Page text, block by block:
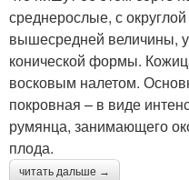
среднерослые, с
вышесредней величины,
конической формы.
восковым налетом.
покровная – в виде
румянца, занимающего
плода.
читать дальше →